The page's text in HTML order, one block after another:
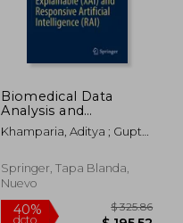
Biomedical Data
Analysis and
Processing Using
Explainable (Xai) and
Intelligence (Rai) (en
Inglés)
Khamparia, Aditya ; Gupta,
Springer, Tapa Blanda,
Nuevo